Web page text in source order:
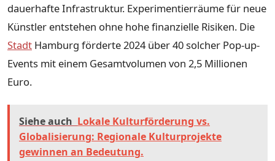
dauerhafte Infrastruktur. Experimentierräume für neue
Künstler entstehen ohne hohe finanzielle Risiken. Die
Stadt Hamburg förderte 2024 über 40 solcher Pop-up-
Events mit einem Gesamtvolumen von 2,5 Millionen
Euro.
Siehe auch Lokale Kulturförderung vs.
Globalisierung: Regionale Kulturprojekte
gewinnen an Bedeutung.